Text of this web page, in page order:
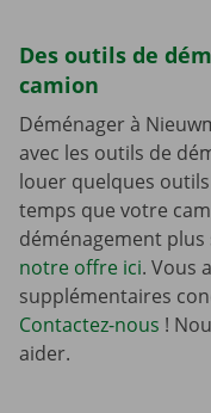
Des outils de
camion
Déménager à
avec les outils de
louer quelques
temps que votre
déménagement
notre offre ici. Vous
supplémentaires
Contactez-nous !
aider.